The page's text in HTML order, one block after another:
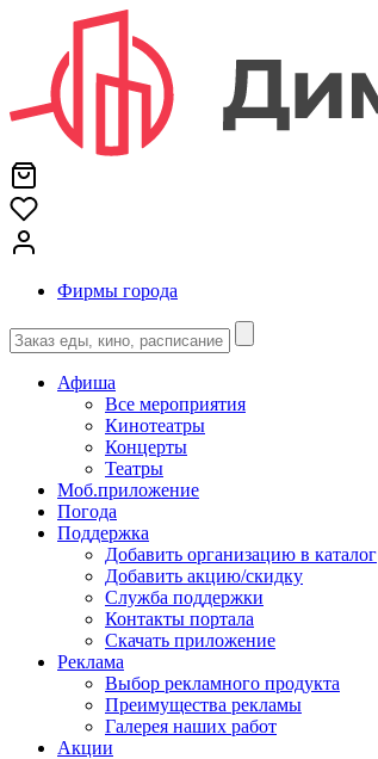
Фирмы города
Афиша
Все мероприятия
Кинотеатры
Концерты
Театры
Моб.приложение
Погода
Поддержка
Добавить организацию в каталог
Добавить акцию/скидку
Служба поддержки
Контакты портала
Скачать приложение
Реклама
Выбор рекламного продукта
Преимущества рекламы
Галерея наших работ
Акции